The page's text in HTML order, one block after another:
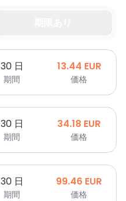
30 日
期間
13.44 EUR
価格
30 日
期間
34.18 EUR
価格
30 日
期間
99.46 EUR
価格